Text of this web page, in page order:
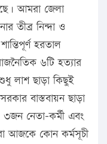
আমরা জেলা
তীব্র নিন্দা ও
হরতাল
৬টি হত্যার
লাশ ছাড়া কিছুই
বাস্তবায়ন ছাড়া
নেতা-কর্মী এবং
আজকে কোন কর্মসূচী